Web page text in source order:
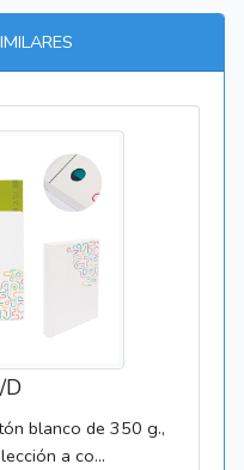
blanco de 350 g.,
a co...